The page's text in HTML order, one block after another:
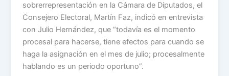
sobrerrepresentación en la Cámara de Diputados, el
Consejero Electoral, Martín Faz, indicó en entrevista
con Julio Hernández, que “todavía es el momento
procesal para hacerse, tiene efectos para cuando se
haga la asignación en el mes de julio; procesalmente
hablando es un periodo oportuno”.